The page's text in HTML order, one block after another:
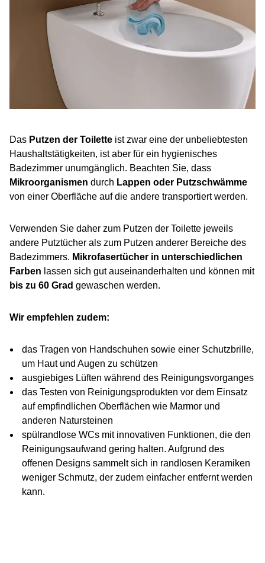
Das Putzen der Toilette ist zwar eine der unbeliebtesten
Haushaltstätigkeiten, ist aber für ein hygienisches
Badezimmer unumgänglich. Beachten Sie, dass
Mikroorganismen durch Lappen oder Putzschwämme
von einer Oberfläche auf die andere transportiert werden.
Verwenden Sie daher zum Putzen der Toilette jeweils
andere Putztücher als zum Putzen anderer Bereiche des
Badezimmers. Mikrofasertücher in unterschiedlichen
Farben lassen sich gut auseinanderhalten und können mit
bis zu 60 Grad gewaschen werden.
Wir empfehlen zudem:
das Tragen von Handschuhen sowie einer Schutzbrille,
um Haut und Augen zu schützen
ausgiebiges Lüften während des Reinigungsvorganges
das Testen von Reinigungsprodukten vor dem Einsatz
auf empfindlichen Oberflächen wie Marmor und
anderen Natursteinen
spülrandlose WCs mit innovativen Funktionen, die den
Reinigungsaufwand gering halten. Aufgrund des
offenen Designs sammelt sich in randlosen Keramiken
weniger Schmutz, der zudem einfacher entfernt werden
kann.